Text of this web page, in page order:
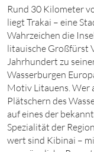
Rund 30 Kilometer
liegt Trakai – eine
Wahrzeichen die
litauische Großfürst
Jahrhundert zu
Wasserburgen
Motiv Litauens. Wer
Plätschern des
auf eines der
Spezialität der
wert sind Kibinai –